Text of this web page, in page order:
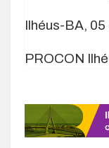
Ilhéus-BA,
PROCON